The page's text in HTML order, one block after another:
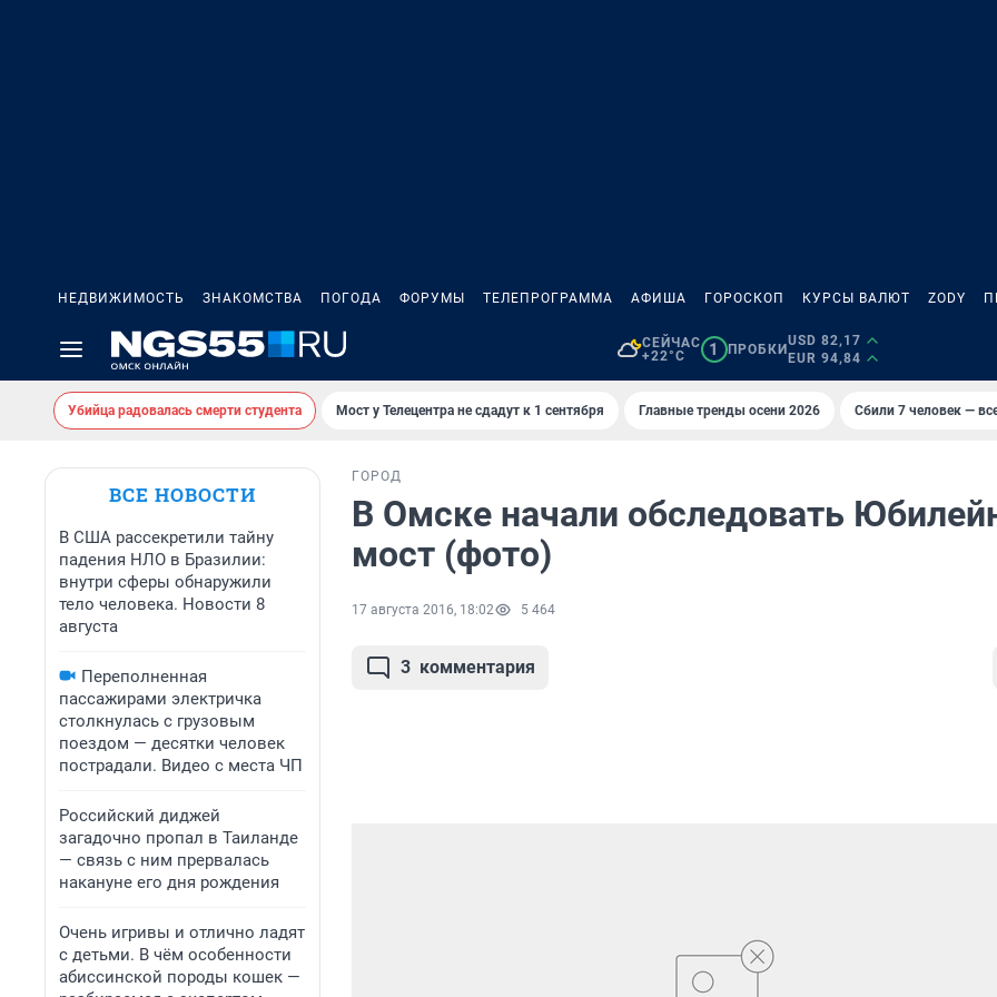
НЕДВИЖИМОСТЬ ЗНАКОМСТВА ПОГОДА ФОРУМЫ ТЕЛЕПРОГРАММА АФИША ГОРОСКОП КУРСЫ ВАЛЮТ ZODY
СЕЙЧАС
+22°C
1 ПРОБКИ
USD 82,17
EUR 94,84
Убийца радовалась смерти студента Мост у Телецентра не сдадут к 1 сентября Главные тренды осени 2026 Сбили 7 человек —
ВСЕ НОВОСТИ
В США рассекретили тайну
падения НЛО в Бразилии:
внутри сферы обнаружили
тело человека. Новости 8
августа
Переполненная
пассажирами электричка
столкнулась с грузовым
поездом — десятки человек
пострадали. Видео с места ЧП
Российский диджей
загадочно пропал в Таиланде
— связь с ним прервалась
накануне его дня рождения
Очень игривы и отлично ладят
с детьми. В чём особенности
абиссинской породы кошек —
ГОРОД
В Омске начали обследовать
мост (фото)
17 августа 2016, 18:02 5 464
3 комментария